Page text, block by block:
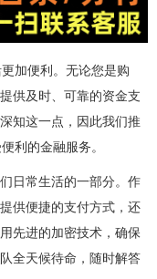
加便利。无论您是购
供及时、可靠的资金支
知这一点，因此我们推
利的金融服务。
日常生活的一部分。作
供便捷的支付方式，还
先进的加密技术，确保
全天候待命，随时解答